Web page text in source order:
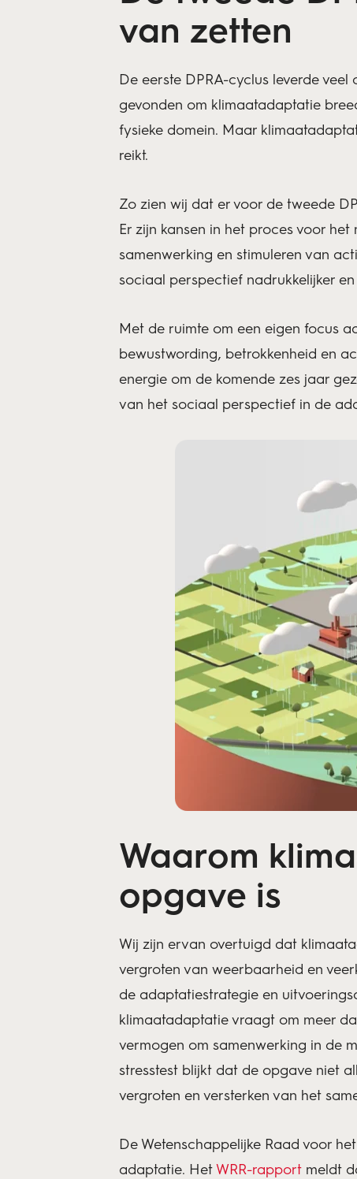
van zetten
De eerste DPRA-cyclus leverde
gevonden om klimaatadaptatie
fysieke domein. Maar
reikt.
Zo zien wij dat er voor de tweede
Er zijn kansen in het proces voor
samenwerking en stimuleren van
sociaal perspectief nadrukkelijker
Met de ruimte om een eigen focus
bewustwording, betrokkenheid en
energie om de komende zes jaar
van het sociaal perspectief in de
Waarom
opgave is
Wij zijn ervan overtuigd dat
vergroten van weerbaarheid en
de adaptatiestrategie en
klimaatadaptatie vraagt om meer
vermogen om samenwerking in de
stresstest blijkt dat de opgave niet
vergroten en versterken van het
De Wetenschappelijke Raad voor
adaptatie. HetWRR-rapport meldt